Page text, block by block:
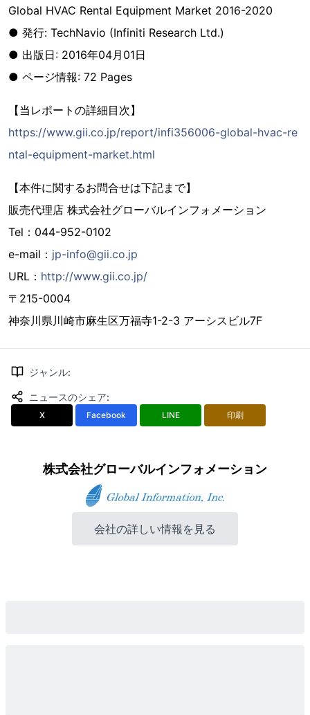
Global HVAC Rental Equipment Market 2016-2020
● 発行: TechNavio (Infiniti Research Ltd.)
● 出版日: 2016年04月01日
● ページ情報: 72 Pages
【当レポートの詳細目次】
https://www.gii.co.jp/report/infi356006-global-hvac-re
ntal-equipment-market.html
【本件に関するお問合せは下記まで】
販売代理店 株式会社グローバルインフォメーション
Tel：044-952-0102
e-mail： jp-info@gii.co.jp
URL： http://www.gii.co.jp/
〒215-0004
神奈川県川崎市麻生区万福寺1-2-3 アーシスビル7F
ジャンル:
ニュースのシェア:
X Facebook LINE 印刷
株式会社グローバルインフォメーション
会社の詳しい情報を見る